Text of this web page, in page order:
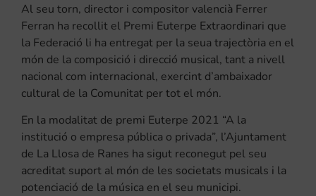
Al seu torn, director i compositor valencià Ferrer
Ferran ha recollit el Premi Euterpe Extraordinari que
la Federació li ha entregat per la seua trajectòria en el
món de la composició i direcció musical, tant a nivell
nacional com internacional, exercint d’ambaixador
cultural de la Comunitat per tot el món.
En la modalitat de premi Euterpe 2021 “A la
institució o empresa pública o privada”, l’Ajuntament
de La Llosa de Ranes ha sigut reconegut pel seu
acreditat suport al món de les societats musicals i la
potenciació de la música en el seu municipi.